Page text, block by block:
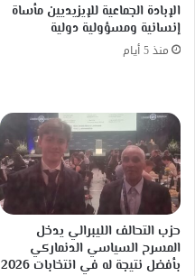
الإبادة الجماعية للإيزيديين مأساة
إنسانية ومسؤولية دولية
منذ 5 أيام
حزب التحالف الليبرالي يدخل
المسرح السياسي الدنماركي
بأفضل نتيجة له في انتخابات 2026